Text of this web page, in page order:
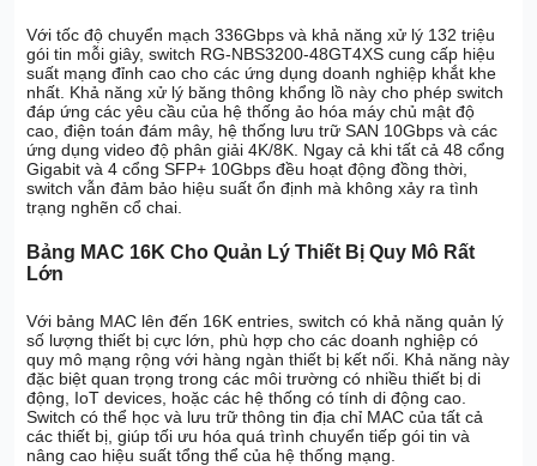
Với tốc độ chuyển mạch 336Gbps và khả năng xử lý 132 triệu
gói tin mỗi giây, switch RG-NBS3200-48GT4XS cung cấp hiệu
suất mạng đỉnh cao cho các ứng dụng doanh nghiệp khắt khe
nhất. Khả năng xử lý băng thông khổng lồ này cho phép switch
đáp ứng các yêu cầu của hệ thống ảo hóa máy chủ mật độ
cao, điện toán đám mây, hệ thống lưu trữ SAN 10Gbps và các
ứng dụng video độ phân giải 4K/8K. Ngay cả khi tất cả 48 cổng
Gigabit và 4 cổng SFP+ 10Gbps đều hoạt động đồng thời,
switch vẫn đảm bảo hiệu suất ổn định mà không xảy ra tình
trạng nghẽn cổ chai.
Bảng MAC 16K Cho Quản Lý Thiết Bị Quy Mô Rất
Lớn
Với bảng MAC lên đến 16K entries, switch có khả năng quản lý
số lượng thiết bị cực lớn, phù hợp cho các doanh nghiệp có
quy mô mạng rộng với hàng ngàn thiết bị kết nối. Khả năng này
đặc biệt quan trọng trong các môi trường có nhiều thiết bị di
động, IoT devices, hoặc các hệ thống có tính di động cao.
Switch có thể học và lưu trữ thông tin địa chỉ MAC của tất cả
các thiết bị, giúp tối ưu hóa quá trình chuyển tiếp gói tin và
nâng cao hiệu suất tổng thể của hệ thống mạng.